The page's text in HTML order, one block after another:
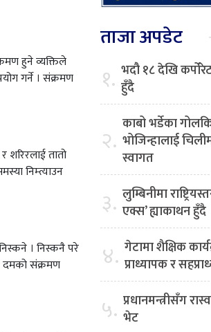
हुने व्यक्तिले
गर्ने । संक्रमण
शरिरलाई तातो
निम्त्याउन
। निस्कनै परे
दमको संक्रमण
ताजा अपडेट
१. भदौ १८ देखि
हुँदै
२. काबो भर्डेका
भोजिन्हालाई
स्वागत
३. लुम्बिनीमा
एक्स’ ह्याकाथन हुँदै
४. गेटामा शैक्षिक
प्राध्यापक र
५. प्रधानमन्त्रीसँग
भेट